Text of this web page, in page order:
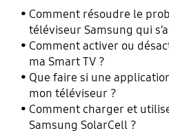
Comment résoudre le
téléviseur Samsung qui
Comment activer ou
ma Smart TV ?
Que faire si une
mon téléviseur ?
Comment charger et
Samsung SolarCell ?